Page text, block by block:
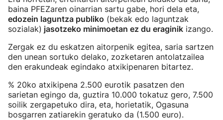
baina PFEZaren oinarrian sartu gabe, hori dela eta,
edozein laguntza publiko (bekak edo laguntzak
sozialak) jasotzeko minimoetan ez du eraginik izango.
Zergak ez du eskatzen aitorpenik egitea, saria sartzen
den unean sortuko delako, zozketaren antolatzailea
den erakundeak egindako atxikipenaren bitartez.
% 20ko atxikipena 2.500 eurotik pasatzen den
sarietan egingo da, guztira 10.000 tokatuz gero, 7.500
soilik zergapetuko dira, eta, horietatik, Ogasuna
bosgarren zatiarekin geratuko da (1.500 euro).